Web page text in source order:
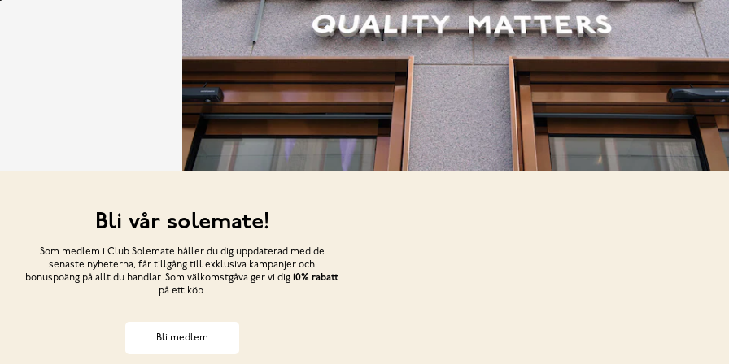
Bli vår solemate!
Som medlem i Club Solemate håller du dig uppdaterad med de
senaste nyheterna, får tillgång till exklusiva kampanjer och
bonuspoäng på allt du handlar. Som välkomstgåva ger vi dig 10% rabatt
på ett köp.
Bli medlem